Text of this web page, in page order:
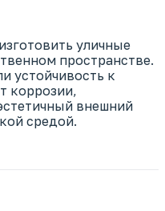
уличные
пространстве.
устойчивость к
коррозии,
внешний
средой.